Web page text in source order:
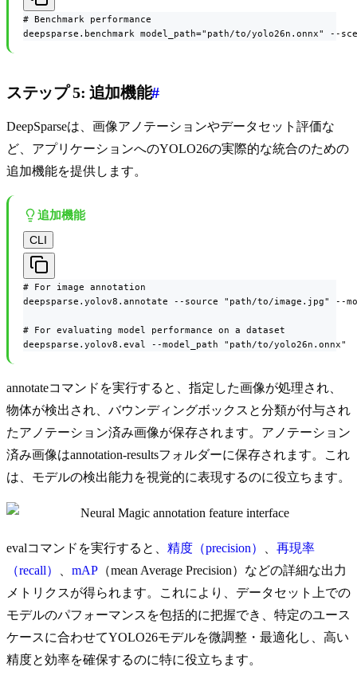
# Benchmark performance
deepsparse.benchmark model_path="path/to/yolo26n.onnx" --
ステップ 5: 追加機能#
DeepSparseは、画像アノテーションやデータセット評価な
ど、アプリケーションへのYOLO26の実際的な統合のための
追加機能を提供します。
追加機能
CLI
# For image annotation
deepsparse.yolov8.annotate --source "path/to/image.jpg" --
# For evaluating model performance on a dataset
deepsparse.yolov8.eval --model_path "path/to/yolo26n.onnx"
annotateコマンドを実行すると、指定した画像が処理され、
物体が検出され、バウンディングボックスと分類が付与され
たアノテーション済み画像が保存されます。アノテーション
済み画像はannotation-resultsフォルダーに保存されます。これ
は、モデルの検出能力を視覚的に表現するのに役立ちます。
evalコマンドを実行すると、 精度（precision） 、 再現率
（recall）
、 mAP （mean Average Precision）などの詳細な出力
メトリクスが得られます。これにより、データセット上での
モデルのパフォーマンスを包括的に把握でき、特定のユース
ケースに合わせてYOLO26モデルを微調整・最適化し、高い
精度と効率を確保するのに特に役立ちます。